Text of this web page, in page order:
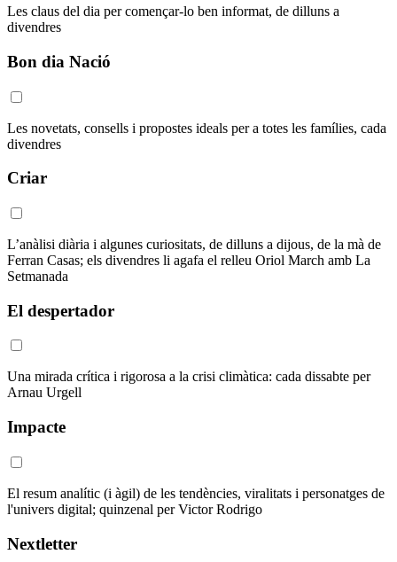
Les claus del dia per començar-lo ben informat, de dilluns a
divendres
Bon dia Nació
Les novetats, consells i propostes ideals per a totes les famílies, cada
divendres
Criar
L’anàlisi diària i algunes curiositats, de dilluns a dijous, de la mà de
Ferran Casas; els divendres li agafa el relleu Oriol March amb La
Setmanada
El despertador
Una mirada crítica i rigorosa a la crisi climàtica: cada dissabte per
Arnau Urgell
Impacte
El resum analític (i àgil) de les tendències, viralitats i personatges de
l'univers digital; quinzenal per Victor Rodrigo
Nextletter